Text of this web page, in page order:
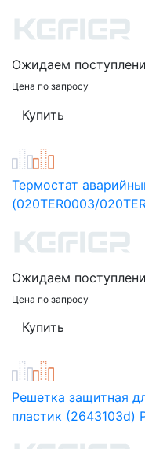
Ожидаем
Цена по запросу
Термостат
(020TER0003/
Ожидаем
Цена по запросу
Решетка защитная
пластик (2643103d)